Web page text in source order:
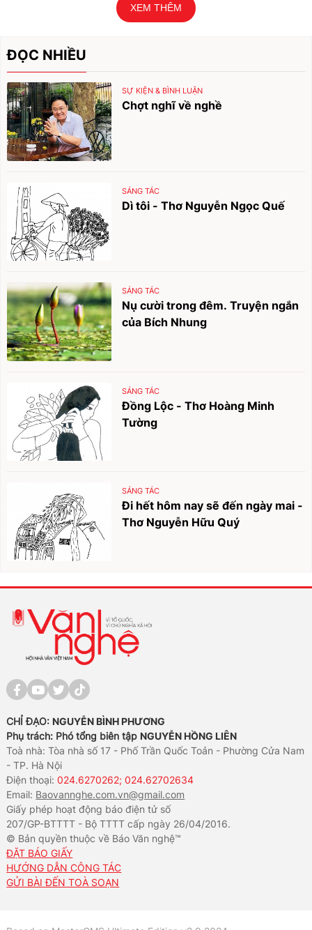
XEM THÊM
ĐỌC NHIỀU
SỰ KIỆN & BÌNH LUẬN
Chợt nghĩ về nghề
SÁNG TÁC
Dì tôi - Thơ Nguyễn Ngọc Quế
SÁNG TÁC
Nụ cười trong đêm. Truyện ngắn
của Bích Nhung
SÁNG TÁC
Đồng Lộc - Thơ Hoàng Minh
Tường
SÁNG TÁC
Đi hết hôm nay sẽ đến ngày mai -
Thơ Nguyễn Hữu Quý
CHỈ ĐẠO: NGUYỄN BÌNH PHƯƠNG
Phụ trách: Phó tổng biên tập NGUYỄN HỒNG LIÊN
Toà nhà: Tòa nhà số 17 - Phố Trần Quốc Toản - Phường Cửa Nam
- TP. Hà Nội
Điện thoại:024.6270262; 024.62702634
Email: Baovannghe.com.vn@gmail.com
Giấy phép hoạt động báo điện tử số
207/GP-BTTTT - Bộ TTTT cấp ngày 26/04/2016.
© Bản quyền thuộc về Báo Văn nghệ™
ĐẶT BÁO GIẤY
HƯỚNG DẪN CÔNG TÁC
GỬI BÀI ĐẾN TOÀ SOẠN